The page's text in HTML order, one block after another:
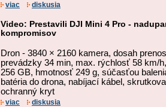
viac diskusia
Video: Prestavili DJI Mini 4 Pro -
kompromisov
Dron - 3840 × 2160 kamera, dosah
prevádzky 34 min, max. rýchlosť 58 km/
256 GB, hmotnosť 249 g, súčasťou
batéria do drona, nabíjací kábel,
ochranný kryt
viac diskusia